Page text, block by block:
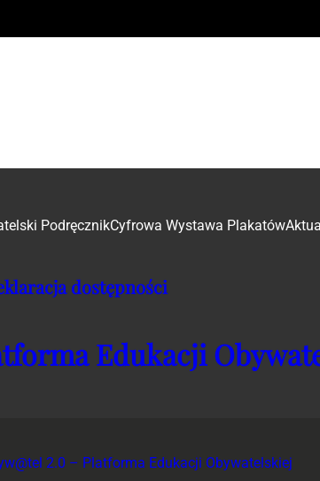
PodręcznikCyfrowa Wystawa Plakatów
dostępności
Edukacji
2.0 – Platforma Edukacji Obywatelskiej